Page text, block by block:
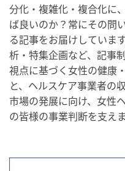
分化・複雑化・複合化に
ば良いのか？常にその問
る記事をお届けしていま
析・特集企画など、記事
視点に基づく女性の健康
と、ヘルスケア事業者の
市場の発展に向け、女性
の皆様の事業判断を支えま